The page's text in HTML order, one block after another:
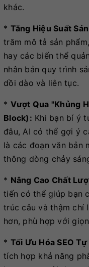
khác.
* Tăng Hiệu Suất
trăm mô tả sản
hay các biến thể
nhân bản quy trình
dồi dào và liên tục.
* Vượt Qua "Khủng
Block): Khi bạn bí ý
đâu, AI có thể gợi ý
là các đoạn văn bản
thông dòng chảy
* Nâng Cao Chất
tiến có thể giúp bạn
trúc câu và thậm chí
hơn, phù hợp với
* Tối Ưu Hóa SEO
tích hợp khả năng